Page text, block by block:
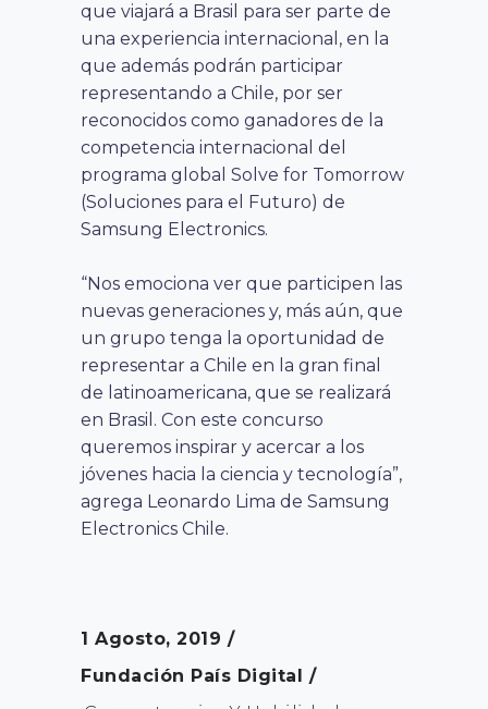
que viajará a Brasil para ser parte de
una experiencia internacional, en la
que además podrán participar
representando a Chile, por ser
reconocidos como ganadores de la
competencia internacional del
programa global Solve for Tomorrow
(Soluciones para el Futuro) de
Samsung Electronics.
“Nos emociona ver que participen las
nuevas generaciones y, más aún, que
un grupo tenga la oportunidad de
representar a Chile en la gran final
de latinoamericana, que se realizará
en Brasil. Con este concurso
queremos inspirar y acercar a los
jóvenes hacia la ciencia y tecnología”,
agrega Leonardo Lima de Samsung
Electronics Chile.
1 Agosto, 2019
Fundación País Digital